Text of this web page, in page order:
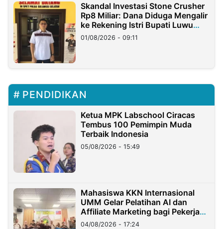
Skandal Investasi Stone Crusher
Rp8 Miliar: Dana Diduga Mengalir
ke Rekening Istri Bupati Luwu
Timur
01/08/2026 - 09:11
PENDIDIKAN
Ketua MPK Labschool Ciracas
Tembus 100 Pemimpin Muda
Terbaik Indonesia
05/08/2026 - 15:49
Mahasiswa KKN Internasional
UMM Gelar Pelatihan AI dan
Affiliate Marketing bagi Pekerja
Migran Indonesia di Taiwan
04/08/2026 - 17:24